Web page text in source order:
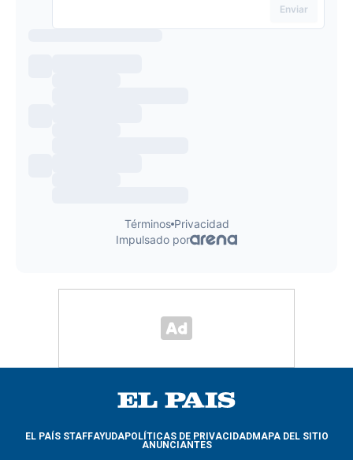
EL PAÍS STAFFAYUDAPOLÍTICAS DE PRIVACIDADMAPA DEL SITIO
ANUNCIANTES